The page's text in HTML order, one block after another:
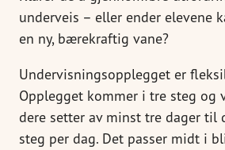
underveis – eller ender elevene
en ny, bærekraftig vane?
Undervisningsopplegget er
Opplegget kommer i tre steg og
dere setter av minst tre dager til
steg per dag. Det passer midt i